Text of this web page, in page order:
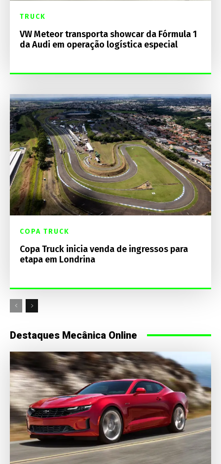
TRUCK
VW Meteor transporta showcar da Fórmula 1
da Audi em operação logística especial
COPA TRUCK
Copa Truck inicia venda de ingressos para
etapa em Londrina
Destaques Mecânica Online